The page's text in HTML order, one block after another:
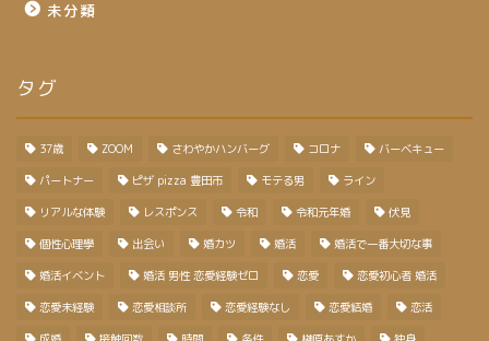
未分類
タグ
37歳 ZOOM さわやかハンバーグ コロナ バーベキュー
パートナー ピザ pizza 豊田市 モテる男 ライン
リアルな体験 レスポンス 令和 令和元年婚 伏見
個性心理學 出会い 婚カツ 婚活 婚活で一番大切な事
婚活イベント 婚活 男性 恋愛経験ゼロ 恋愛 恋愛初心者 婚活
恋愛未経験 恋愛相談所 恋愛経験なし 恋愛結婚 恋活